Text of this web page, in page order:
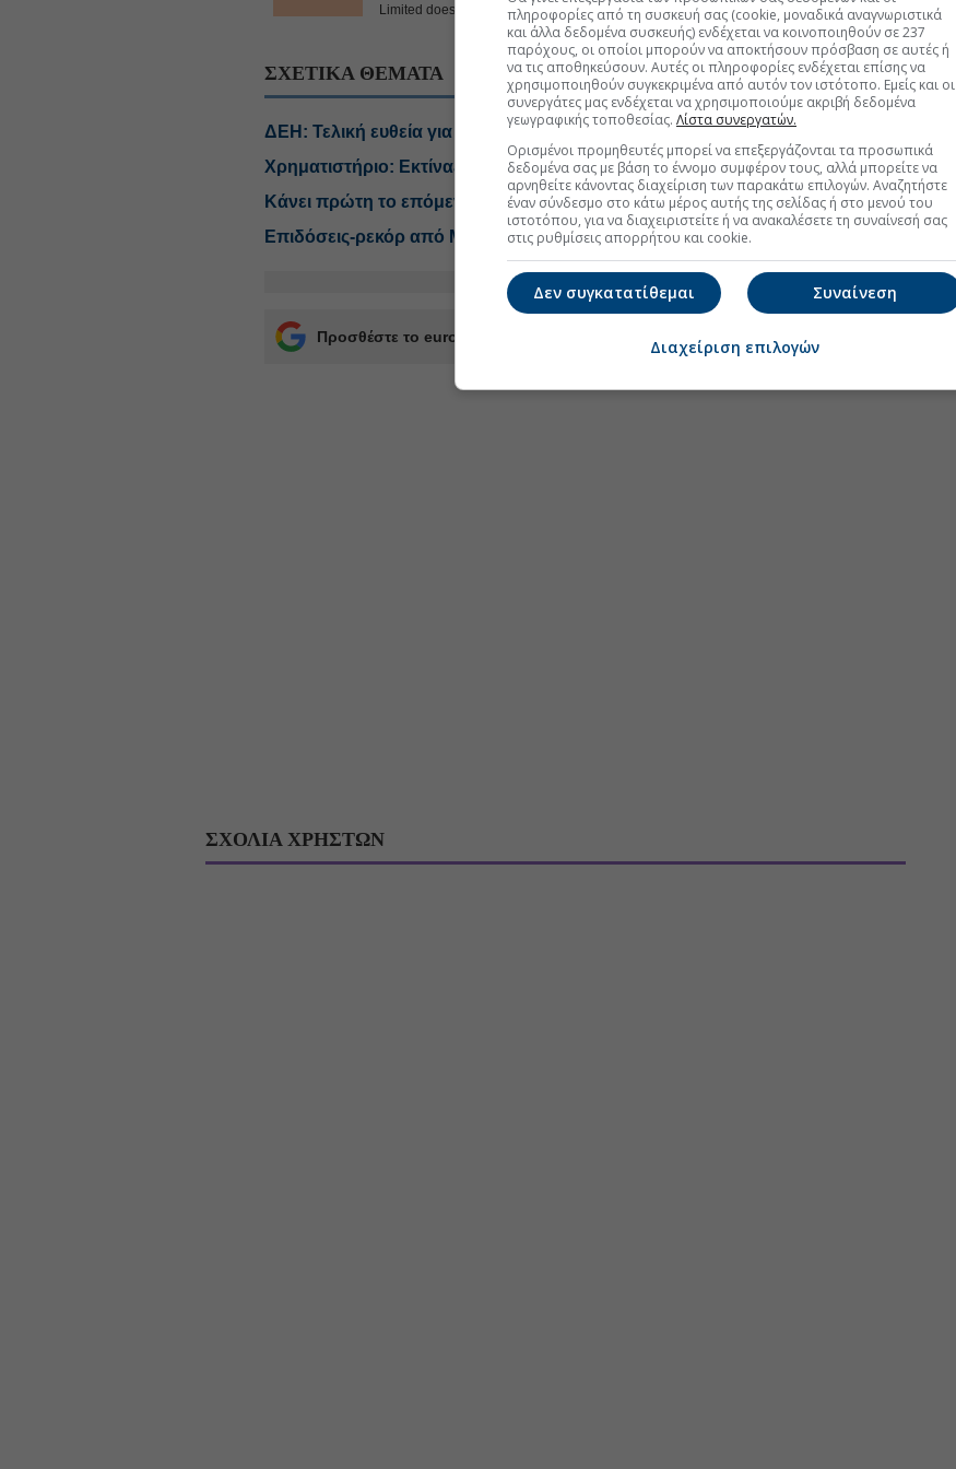
Limited does not accept any liability for the accuracy or quality of the translation
ΣΧΕΤΙΚΑ ΘΕΜΑΤΑ
ΔΕΗ: Τελική ευθεία για το Data Center, το σενάριο για 1 GW
Χρηματιστήριο: Εκτίναξη για Metlen μετά το εξάμηνο
Κάνει πρώτη το επόμενο βήμα στα step-up δάνεια η Eurobank
Επιδόσεις-ρεκόρ από Metlen στο εξάμηνο, EBITDA στα 550 εκατ. ευρώ
Προσθέστε το euro2day.gr στο Discover
ΣΧΟΛΙΑ ΧΡΗΣΤΩΝ
πληροφορίες από τη συσκευή σας (cookie, μοναδικά αναγνωριστικά
και άλλα δεδομένα συσκευής) ενδέχεται να κοινοποιηθούν σε 237
παρόχους, οι οποίοι μπορούν να αποκτήσουν πρόσβαση σε αυτές ή
να τις αποθηκεύσουν. Αυτές οι πληροφορίες ενδέχεται επίσης να
χρησιμοποιηθούν συγκεκριμένα από αυτόν τον ιστότοπο. Εμείς και οι
συνεργάτες μας ενδέχεται να χρησιμοποιούμε ακριβή δεδομένα
γεωγραφικής τοποθεσίας. Λίστα συνεργατών.
Ορισμένοι προμηθευτές μπορεί να επεξεργάζονται τα προσωπικά
δεδομένα σας με βάση το έννομο συμφέρον τους, αλλά μπορείτε να
αρνηθείτε κάνοντας διαχείριση των παρακάτω επιλογών. Αναζητήστε
έναν σύνδεσμο στο κάτω μέρος αυτής της σελίδας ή στο μενού του
ιστοτόπου, για να διαχειριστείτε ή να ανακαλέσετε τη συναίνεσή σας
στις ρυθμίσεις απορρήτου και cookie.
Συναίνεση
Δεν συγκατατίθεμαι
Διαχείριση επιλογών